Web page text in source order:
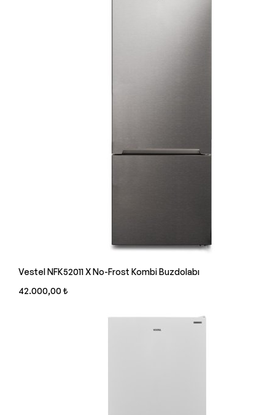
Vestel NFK52011 X No-Frost Kombi Buzdolabı
42.000,00 ₺